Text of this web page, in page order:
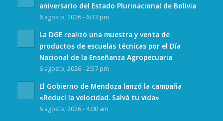
aniversario del Estado Plurinacional de Bolivia
6 agosto, 2026 - 6:33 pm
La DGE realizó una muestra y venta de
productos de escuelas técnicas por el Día
Nacional de la Enseñanza Agropecuaria
6 agosto, 2026 - 2:57 pm
El Gobierno de Mendoza lanzó la campaña
«Reducí la velocidad. Salvá tu vida»
6 agosto, 2026 - 4:00 am